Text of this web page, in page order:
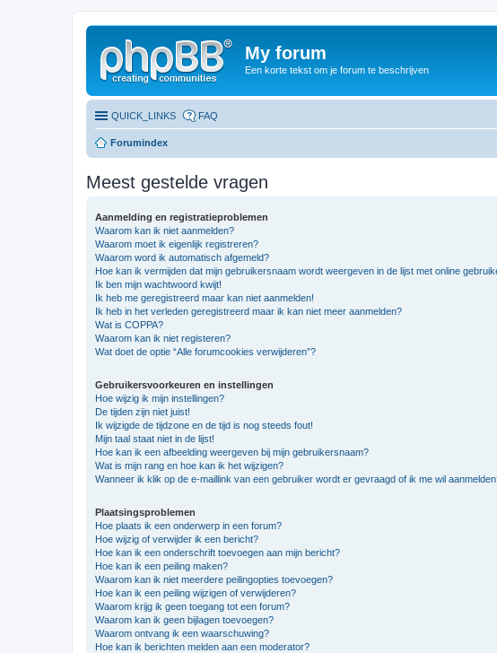
My forum
Een korte tekst om je forum te beschrijven
QUICK_LINKS FAQ
Forumindex
Meest gestelde vragen
Aanmelding en registratieproblemen
Waarom kan ik niet aanmelden?
Waarom moet ik eigenlijk registreren?
Waarom word ik automatisch afgemeld?
Hoe kan ik vermijden dat mijn gebruikersnaam wordt weergeven in de lijst met online
Ik ben mijn wachtwoord kwijt!
Ik heb me geregistreerd maar kan niet aanmelden!
Ik heb in het verleden geregistreerd maar ik kan niet meer aanmelden?
Wat is COPPA?
Waarom kan ik niet registeren?
Wat doet de optie “Alle forumcookies verwijderen”?
Gebruikersvoorkeuren en instellingen
Hoe wijzig ik mijn instellingen?
De tijden zijn niet juist!
Ik wijzigde de tijdzone en de tijd is nog steeds fout!
Mijn taal staat niet in de lijst!
Hoe kan ik een afbeelding weergeven bij mijn gebruikersnaam?
Wat is mijn rang en hoe kan ik het wijzigen?
Wanneer ik klik op de e-maillink van een gebruiker wordt er gevraagd of ik me wil
Plaatsingsproblemen
Hoe plaats ik een onderwerp in een forum?
Hoe wijzig of verwijder ik een bericht?
Hoe kan ik een onderschrift toevoegen aan mijn bericht?
Hoe kan ik een peiling maken?
Waarom kan ik niet meerdere peilingopties toevoegen?
Hoe kan ik een peiling wijzigen of verwijderen?
Waarom krijg ik geen toegang tot een forum?
Waarom kan ik geen bijlagen toevoegen?
Waarom ontvang ik een waarschuwing?
Hoe kan ik berichten melden aan een moderator?